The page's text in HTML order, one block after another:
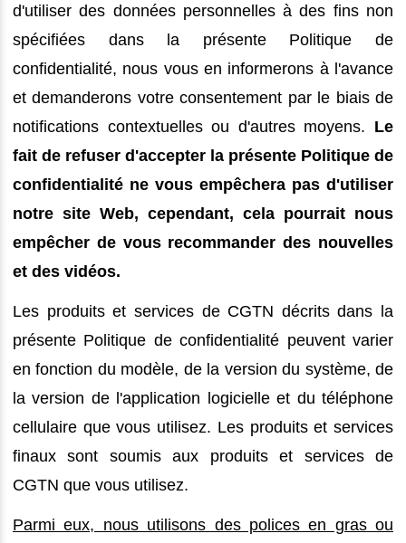
d'utiliser des données personnelles à des fins non
spécifiées dans la présente Politique de
confidentialité, nous vous en informerons à l'avance
et demanderons votre consentement par le biais de
notifications contextuelles ou d'autres moyens. Le
fait de refuser d'accepter la présente Politique de
confidentialité ne vous empêchera pas d'utiliser
notre site Web, cependant, cela pourrait nous
empêcher de vous recommander des nouvelles
et des vidéos.
Les produits et services de CGTN décrits dans la
présente Politique de confidentialité peuvent varier
en fonction du modèle, de la version du système, de
la version de l'application logicielle et du téléphone
cellulaire que vous utilisez. Les produits et services
finaux sont soumis aux produits et services de
CGTN que vous utilisez.
Parmi eux, nous utilisons des polices en gras ou